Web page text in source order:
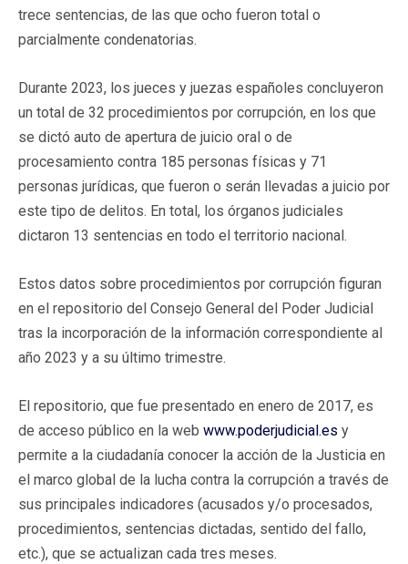
trece sentencias, de las que ocho fueron total o
parcialmente condenatorias.
Durante 2023, los jueces y juezas españoles concluyeron
un total de 32 procedimientos por corrupción, en los que
se dictó auto de apertura de juicio oral o de
procesamiento contra 185 personas físicas y 71
personas jurídicas, que fueron o serán llevadas a juicio por
este tipo de delitos. En total, los órganos judiciales
dictaron 13 sentencias en todo el territorio nacional.
Estos datos sobre procedimientos por corrupción figuran
en el repositorio del Consejo General del Poder Judicial
tras la incorporación de la información correspondiente al
año 2023 y a su último trimestre.
El repositorio, que fue presentado en enero de 2017, es
de acceso público en la web www.poderjudicial.es y
permite a la ciudadanía conocer la acción de la Justicia en
el marco global de la lucha contra la corrupción a través de
sus principales indicadores (acusados y/o procesados,
procedimientos, sentencias dictadas, sentido del fallo,
etc.), que se actualizan cada tres meses.